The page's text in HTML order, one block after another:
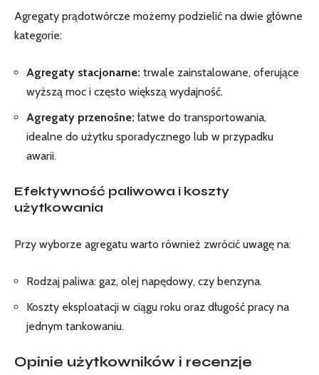
Agregaty prądotwórcze możemy podzielić na dwie główne
kategorie:
Agregaty stacjonarne: trwale zainstalowane, oferujące
wyższą moc i często większą wydajność.
Agregaty przenośne: łatwe do transportowania,
idealne do użytku sporadycznego lub w przypadku
awarii.
Efektywność paliwowa i koszty
użytkowania
Przy wyborze agregatu warto również zwrócić uwagę na:
Rodzaj paliwa: gaz, olej napędowy, czy benzyna.
Koszty eksploatacji w ciągu roku oraz długość pracy na
jednym tankowaniu.
Opinie użytkowników i recenzje